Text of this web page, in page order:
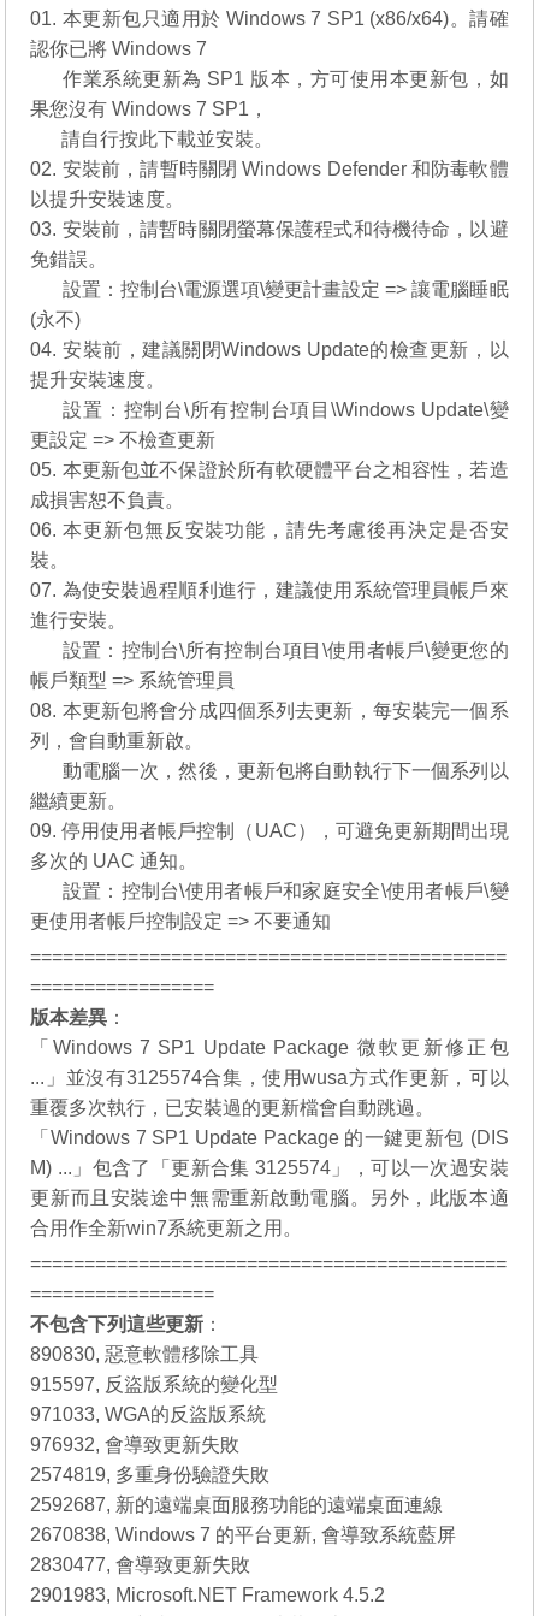
01. 本更新包只適用於 Windows 7 SP1 (x86/x64)。請確
認你已將 Windows 7
作業系統更新為 SP1 版本，方可使用本更新包，如
果您沒有Windows 7 SP1 ，
請自行按此下載並安裝。
02. 安裝前，請暫時關閉 Windows Defender 和防毒軟體
以提升安裝速度。
03. 安裝前，請暫時關閉螢幕保護程式和待機待命，以避
免錯誤。
設置：控制台\電源選項\變更計畫設定 => 讓電腦睡眠
(永不)
04. 安裝前，建議關閉Windows Update的檢查更新，以
提升安裝速度。
設置：控制台\所有控制台項目\Windows Update\變
更設定 => 不檢查更新
05. 本更新包並不保證於所有軟硬體平台之相容性，若造
成損害恕不負責。
06. 本更新包無反安裝功能，請先考慮後再決定是否安
裝。
07. 為使安裝過程順利進行，建議使用系統管理員帳戶來
進行安裝。
設置：控制台\所有控制台項目\使用者帳戶\變更您的
帳戶類型 => 系統管理員
08. 本更新包將會分成四個系列去更新，每安裝完一個系
列，會自動重新啟。
動電腦一次，然後，更新包將自動執行下一個系列以
繼續更新。
09. 停用使用者帳戶控制（UAC），可避免更新期間出現
多次的 UAC 通知。
設置：控制台\使用者帳戶和家庭安全\使用者帳戶\變
更使用者帳戶控制設定 => 不要通知
============================================
=================
版本差異 ：
「Windows 7 SP1 Update Package 微軟更新修正包
...」並沒有3125574合集，使用wusa方式作更新，可以
重覆多次執行，已安裝過的更新檔會自動跳過。
「Windows 7 SP1 Update Package 的一鍵更新包 (DIS
M) ...」包含了「更新合集 3125574」，可以一次過安裝
更新而且安裝途中無需重新啟動電腦。另外，此版本適
合用作全新win7系統更新之用。
============================================
=================
不包含下列這些更新 ：
890830, 惡意軟體移除工具
915597, 反盜版系統的變化型
971033, WGA的反盜版系統
976932, 會導致更新失敗
2574819, 多重身份驗證失敗
2592687, 新的遠端桌面服務功能的遠端桌面連線
2670838, Windows 7 的平台更新, 會導致系統藍屏
2830477, 會導致更新失敗
2901983, Microsoft.NET Framework 4.5.2